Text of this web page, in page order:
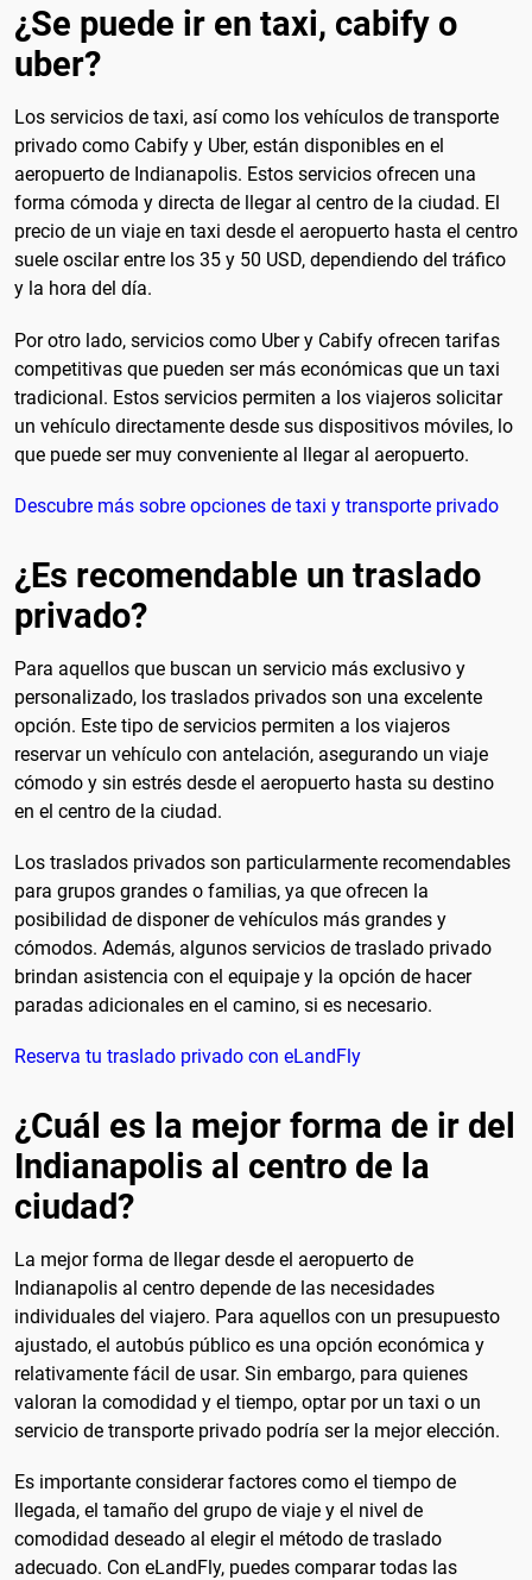
¿Se puede ir en taxi, cabify o
uber?
Los servicios de taxi, así como los vehículos de transporte
privado como Cabify y Uber, están disponibles en el
aeropuerto de Indianapolis. Estos servicios ofrecen una
forma cómoda y directa de llegar al centro de la ciudad. El
precio de un viaje en taxi desde el aeropuerto hasta el centro
suele oscilar entre los 35 y 50 USD, dependiendo del tráfico
y la hora del día.
Por otro lado, servicios como Uber y Cabify ofrecen tarifas
competitivas que pueden ser más económicas que un taxi
tradicional. Estos servicios permiten a los viajeros solicitar
un vehículo directamente desde sus dispositivos móviles, lo
que puede ser muy conveniente al llegar al aeropuerto.
Descubre más sobre opciones de taxi y transporte privado
¿Es recomendable un traslado
privado?
Para aquellos que buscan un servicio más exclusivo y
personalizado, los traslados privados son una excelente
opción. Este tipo de servicios permiten a los viajeros
reservar un vehículo con antelación, asegurando un viaje
cómodo y sin estrés desde el aeropuerto hasta su destino
en el centro de la ciudad.
Los traslados privados son particularmente recomendables
para grupos grandes o familias, ya que ofrecen la
posibilidad de disponer de vehículos más grandes y
cómodos. Además, algunos servicios de traslado privado
brindan asistencia con el equipaje y la opción de hacer
paradas adicionales en el camino, si es necesario.
Reserva tu traslado privado con eLandFly
¿Cuál es la mejor forma de ir del
Indianapolis al centro de la
ciudad?
La mejor forma de llegar desde el aeropuerto de
Indianapolis al centro depende de las necesidades
individuales del viajero. Para aquellos con un presupuesto
ajustado, el autobús público es una opción económica y
relativamente fácil de usar. Sin embargo, para quienes
valoran la comodidad y el tiempo, optar por un taxi o un
servicio de transporte privado podría ser la mejor elección.
Es importante considerar factores como el tiempo de
llegada, el tamaño del grupo de viaje y el nivel de
comodidad deseado al elegir el método de traslado
adecuado. Con eLandFly, puedes comparar todas las